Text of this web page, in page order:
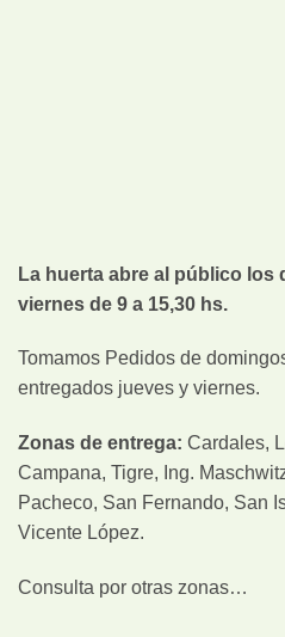
La huerta abre al público los
viernes de 9 a 15,30 hs.
Tomamos Pedidos de
entregados jueves y viernes.
Zonas de entrega: Cardales,
Campana, Tigre, Ing.
Pacheco, San Fernando, San
Vicente López.
Consulta por otras zonas…